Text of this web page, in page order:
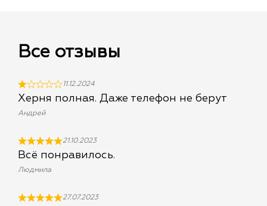
Все отзывы
11.12.2024
Херня полная. Даже телефон не берут
Андрей
21.10.2023
Всё понравилось.
Людмила
27.07.2023